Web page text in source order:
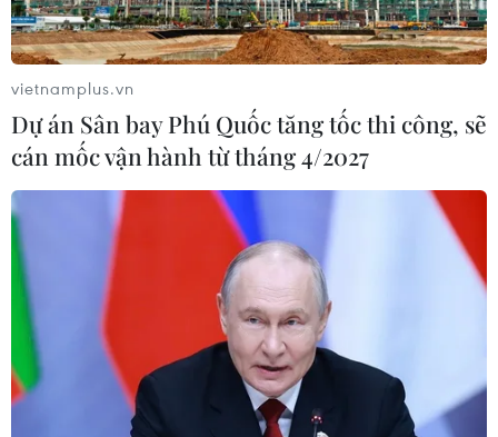
#nhà máy chế tạo tên lửa #tỉnh Homs
#Hồi giáo Shiite
#không kích của Dải Gaza
#Israel #Syria
#Iran
Iran
Israel
Theo dõi VietnamPlus
TIN LIÊN QUAN
vietnamplus.vn
Dự án Sân bay Phú Quốc tăng tốc thi công, sẽ
cán mốc vận hành từ tháng 4/2027